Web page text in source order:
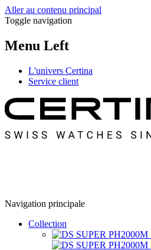
Aller au contenu principal
Toggle navigation
Menu Left
L'univers Certina
Service client
Navigation principale
Collection